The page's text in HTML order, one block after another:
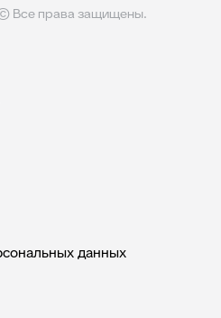
Все права защищены.
данных